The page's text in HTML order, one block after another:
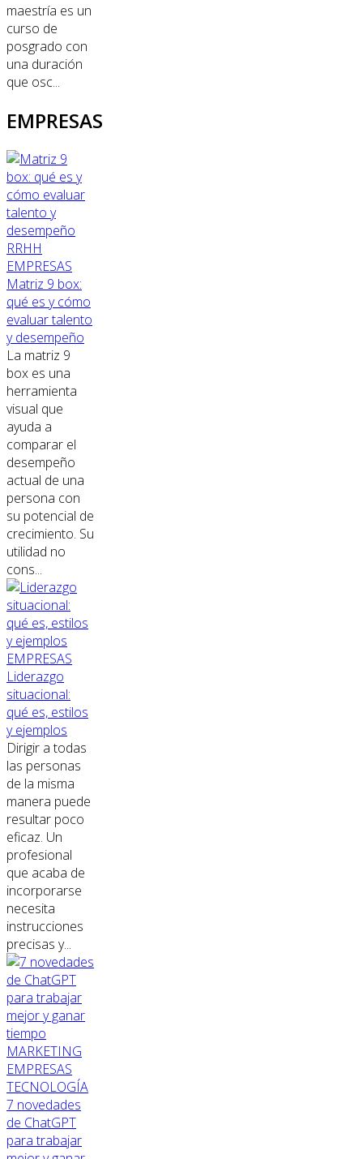
maestría es un
curso de
posgrado con
una duración
que osc...
EMPRESAS
RRHH
EMPRESAS
Matriz 9 box:
qué es y cómo
evaluar talento
y desempeño
La matriz 9
box es una
herramienta
visual que
ayuda a
comparar el
desempeño
actual de una
persona con
su potencial de
crecimiento. Su
utilidad no
cons...
EMPRESAS
Liderazgo
situacional:
qué es, estilos
y ejemplos
Dirigir a todas
las personas
de la misma
manera puede
resultar poco
eficaz. Un
profesional
que acaba de
incorporarse
necesita
instrucciones
precisas y...
MARKETING
EMPRESAS
TECNOLOGÍA
7 novedades
de ChatGPT
para trabajar